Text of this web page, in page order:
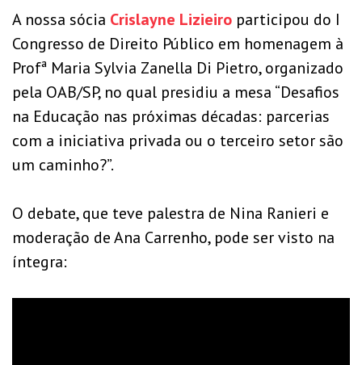
A nossa sócia Crislayne Lizieiro participou do I
Congresso de Direito Público em homenagem à
Profª Maria Sylvia Zanella Di Pietro,organizado
pela OAB/SP, no qual presidiu a mesa “Desafios
na Educação nas próximas décadas: parcerias
com a iniciativa privada ou o terceiro setor são
um caminho?”.
O debate, que teve palestra de Nina Ranieri e
moderação de Ana Carrenho, pode ser visto na
íntegra: